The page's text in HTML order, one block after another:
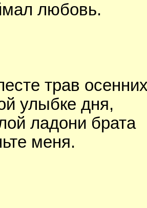
любовь.
трав
улыбке дня,
ладони брата
меня.